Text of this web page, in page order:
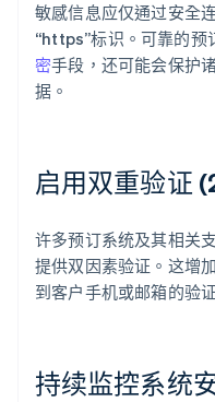
敏感信息应仅通过安全
“https”标识。可靠的预
密手段，还可能会保护
据。
启用双重验证
许多预订系统及其相关
提供双因素验证。这增
到客户手机或邮箱的验
持续监控系统